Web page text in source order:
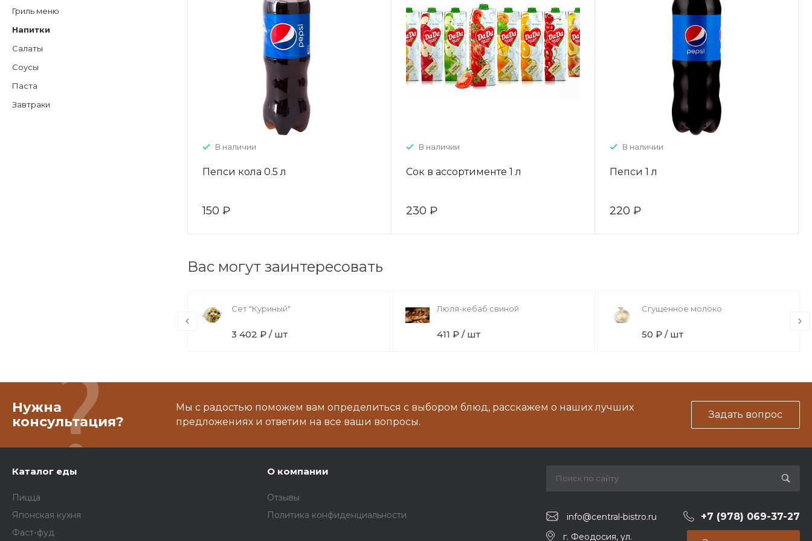
Гриль меню
Напитки
Салаты
Соусы
Паста
Завтраки
В наличии
Пепси кола 0.5 л
150 ₽
В наличии
Сок в ассортименте 1 л
230 ₽
В наличии
Пепси 1 л
220 ₽
Вас могут заинтересовать
Сет "Куриный"
3 402 ₽ / шт
Люля-кебаб свиной
411 ₽ / шт
Сгущенное молоко
50 ₽ / шт
Нужна
консультация?
Мы с радостью поможем вам определиться с выбором блюд, расскажем о наших лучших
предложениях и ответим на все ваши вопросы.
Задать вопрос
Каталог еды
Пицца
Японская кухня
Фаст-фуд
О компании
Отзывы
Политика конфиденциальности
info@central-bistro.ru +7 (978) 069-37-27
г. Феодосия, ул.